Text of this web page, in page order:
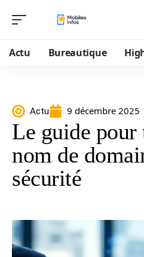
Actu Bureautique
Actu 9 décembre 2025
Le guide pour
nom de
sécurité